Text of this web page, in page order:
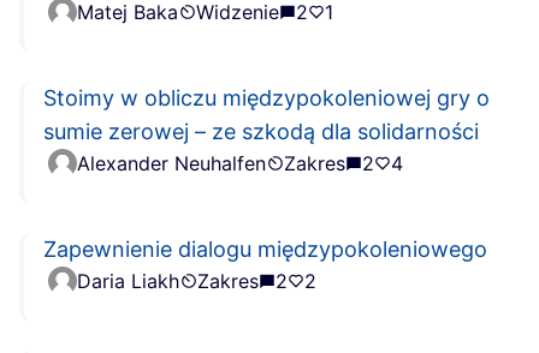
Matej Baka Widzenie 2 1
Stoimy w obliczu międzypokoleniowej gry o
sumie zerowej – ze szkodą dla solidarności
Alexander Neuhalfen Zakres 2 4
Zapewnienie dialogu międzypokoleniowego
Daria Liakh Zakres 2 2